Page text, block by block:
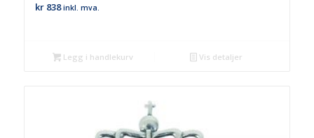
kr838 inkl. mva.
Legg i handlekurv Vis detaljer